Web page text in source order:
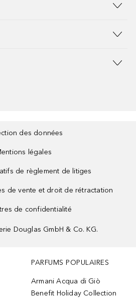
des données
légales
de règlement de litiges
de vente et droit de rétractation
de confidentialité
Douglas GmbH & Co. KG.
PARFUMS POPULAIRES
Armani Acqua di Giò
Benefit Holiday Collection